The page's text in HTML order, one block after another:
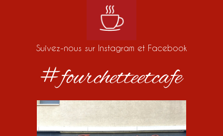
Suivez-nous sur Instagram et Facebook
#fourchetteetcafe